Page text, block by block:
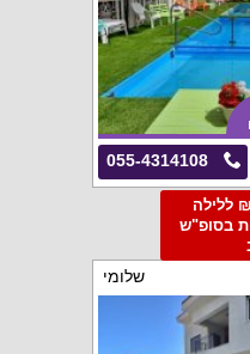
055-4314108
החל מ12000 ₪ ללילה
2 לילות בסופ"ש
שלומי